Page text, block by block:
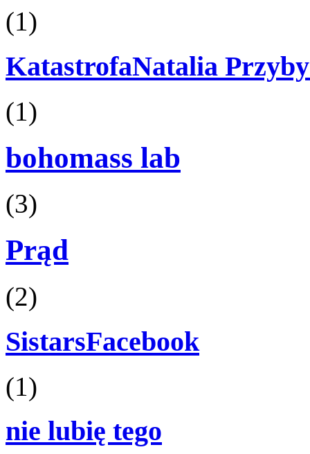
(1)
KatastrofaNatalia
(1)
bohomass lab
(3)
Prąd
(2)
SistarsFacebook
(1)
nie lubię tego